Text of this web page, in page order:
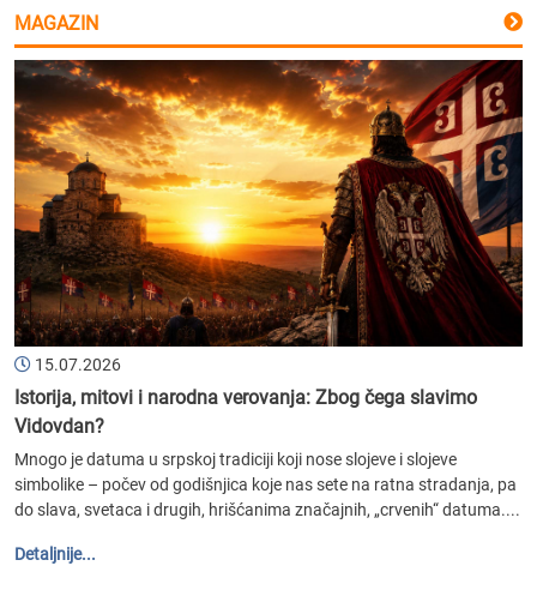
MAGAZIN
15.07.2026
Istorija, mitovi i narodna verovanja: Zbog čega slavimo
Vidovdan?
Mnogo je datuma u srpskoj tradiciji koji nose slojeve i slojeve
simbolike – počev od godišnjica koje nas sete na ratna stradanja, pa
do slava, svetaca i drugih, hrišćanima značajnih, „crvenih“ datuma....
Detaljnije...